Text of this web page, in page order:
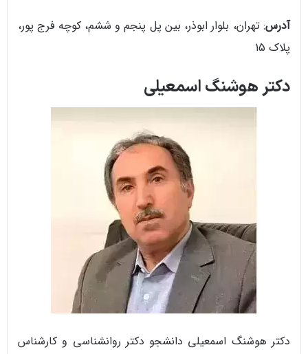
آدرس: تهران، بلوار ابوذر، بین پل پنجم و ششم، کوچه فرج پور،
پلاک 15
دکتر هوشنگ اسمعیلی
دکتر هوشنگ اسمعیلی دانشجو دکتر روانشناسی و کارشناس